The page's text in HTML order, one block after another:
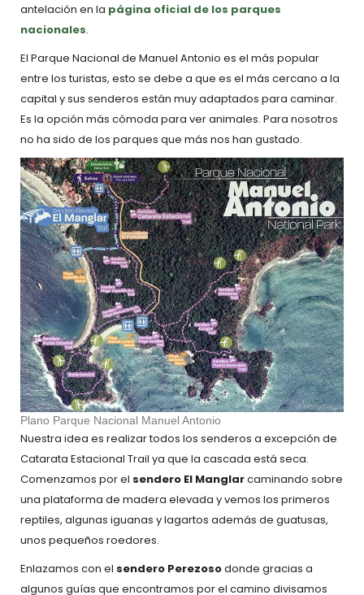
antelación en la página oficial de los parques
nacionales.
El Parque Nacional de Manuel Antonio es el más popular
entre los turistas, esto se debe a que es el más cercano a la
capital y sus senderos están muy adaptados para caminar.
Es la opción más cómoda para ver animales. Para nosotros
no ha sido de los parques que más nos han gustado.
Plano Parque Nacional Manuel Antonio
Nuestra idea es realizar todos los senderos a excepción de
Catarata Estacional Trail ya que la cascada está seca.
Comenzamos por el sendero El Manglarcaminando sobre
una plataforma de madera elevada y vemos los primeros
reptiles, algunas iguanas y lagartos además de guatusas,
unos pequeños roedores.
Enlazamos con el sendero Perezosodonde gracias a
algunos guías que encontramos por el camino divisamos